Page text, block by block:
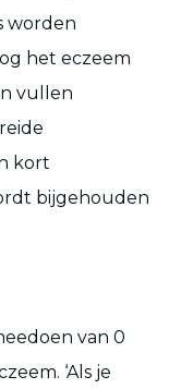
worden
het eczeem
vullen
kort
bijgehouden
van 0
‘Als je